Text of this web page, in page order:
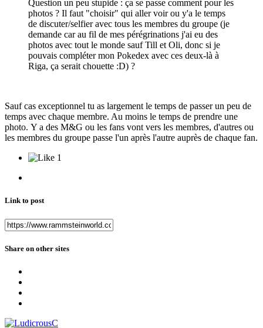
Question un peu stupide : ça se passe comment pour les
photos ? Il faut "choisir" qui aller voir ou y'a le temps
de discuter/selfier avec tous les membres du groupe (je
demande car au fil de mes pérégrinations j'ai eu des
photos avec tout le monde sauf Till et Oli, donc si je
pouvais compléter mon Pokedex avec ces deux-là à
Riga, ça serait chouette :D) ?
Sauf cas exceptionnel tu as largement le temps de passer un peu de
temps avec chaque membre. Au moins le temps de prendre une
photo. Y a des M&G ou les fans vont vers les membres, d'autres ou
les membres du groupe passe l'un après l'autre auprès de chaque fan.
1
Link to post
Share on other sites